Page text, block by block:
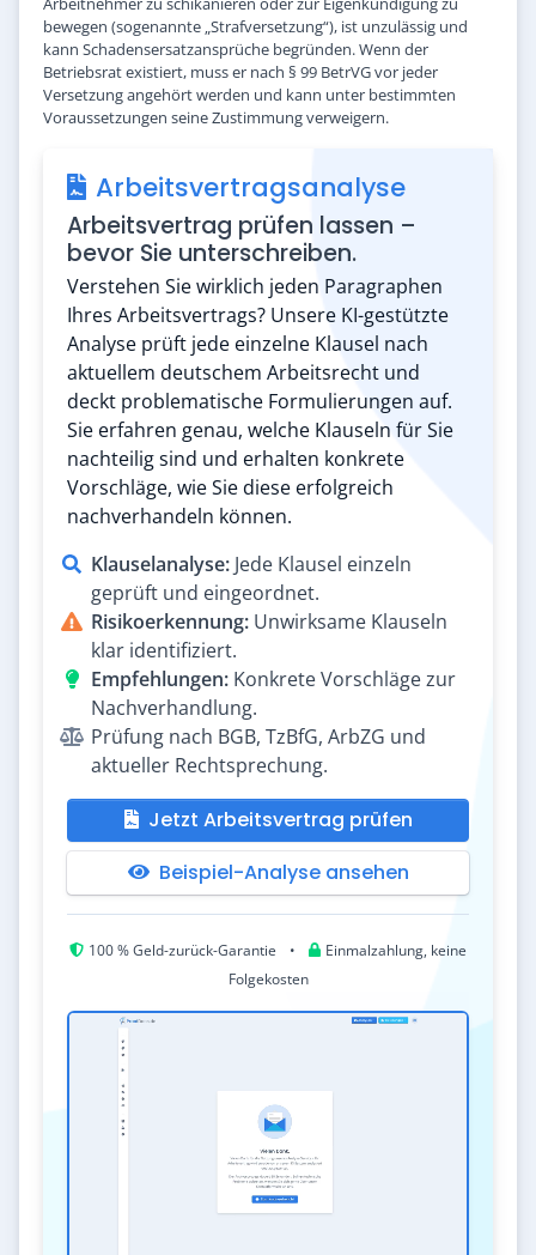
bewegen (sogenannte „Strafversetzung“), ist unzulässig und
kann Schadensersatzansprüche begründen. Wenn der
Betriebsrat existiert, muss er nach § 99 BetrVG vor jeder
Versetzung angehört werden und kann unter bestimmten
Voraussetzungen seine Zustimmung verweigern.
Arbeitsvertragsanalyse
Arbeitsvertrag prüfen lassen –
bevor Sie unterschreiben.
Verstehen Sie wirklich jeden Paragraphen
Ihres Arbeitsvertrags? Unsere KI-gestützte
Analyse prüft jede einzelne Klausel nach
aktuellem deutschem Arbeitsrecht und
deckt problematische Formulierungen auf.
Sie erfahren genau, welche Klauseln für Sie
nachteilig sind und erhalten konkrete
Vorschläge, wie Sie diese erfolgreich
nachverhandeln können.
Klauselanalyse: Jede Klausel einzeln
geprüft und eingeordnet.
Risikoerkennung: Unwirksame Klauseln
klar identifiziert.
Empfehlungen: Konkrete Vorschläge zur
Nachverhandlung.
Prüfung nach BGB, TzBfG, ArbZG und
aktueller Rechtsprechung.
Jetzt Arbeitsvertrag prüfen
Beispiel-Analyse ansehen
100 % Geld-zurück-Garantie •
Einmalzahlung, keine
Folgekosten